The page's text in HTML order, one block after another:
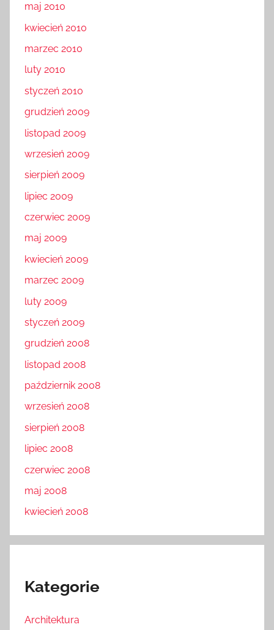
maj 2010
kwiecień 2010
marzec 2010
luty 2010
styczeń 2010
grudzień 2009
listopad 2009
wrzesień 2009
sierpień 2009
lipiec 2009
czerwiec 2009
maj 2009
kwiecień 2009
marzec 2009
luty 2009
styczeń 2009
grudzień 2008
listopad 2008
październik 2008
wrzesień 2008
sierpień 2008
lipiec 2008
czerwiec 2008
maj 2008
kwiecień 2008
Kategorie
Architektura